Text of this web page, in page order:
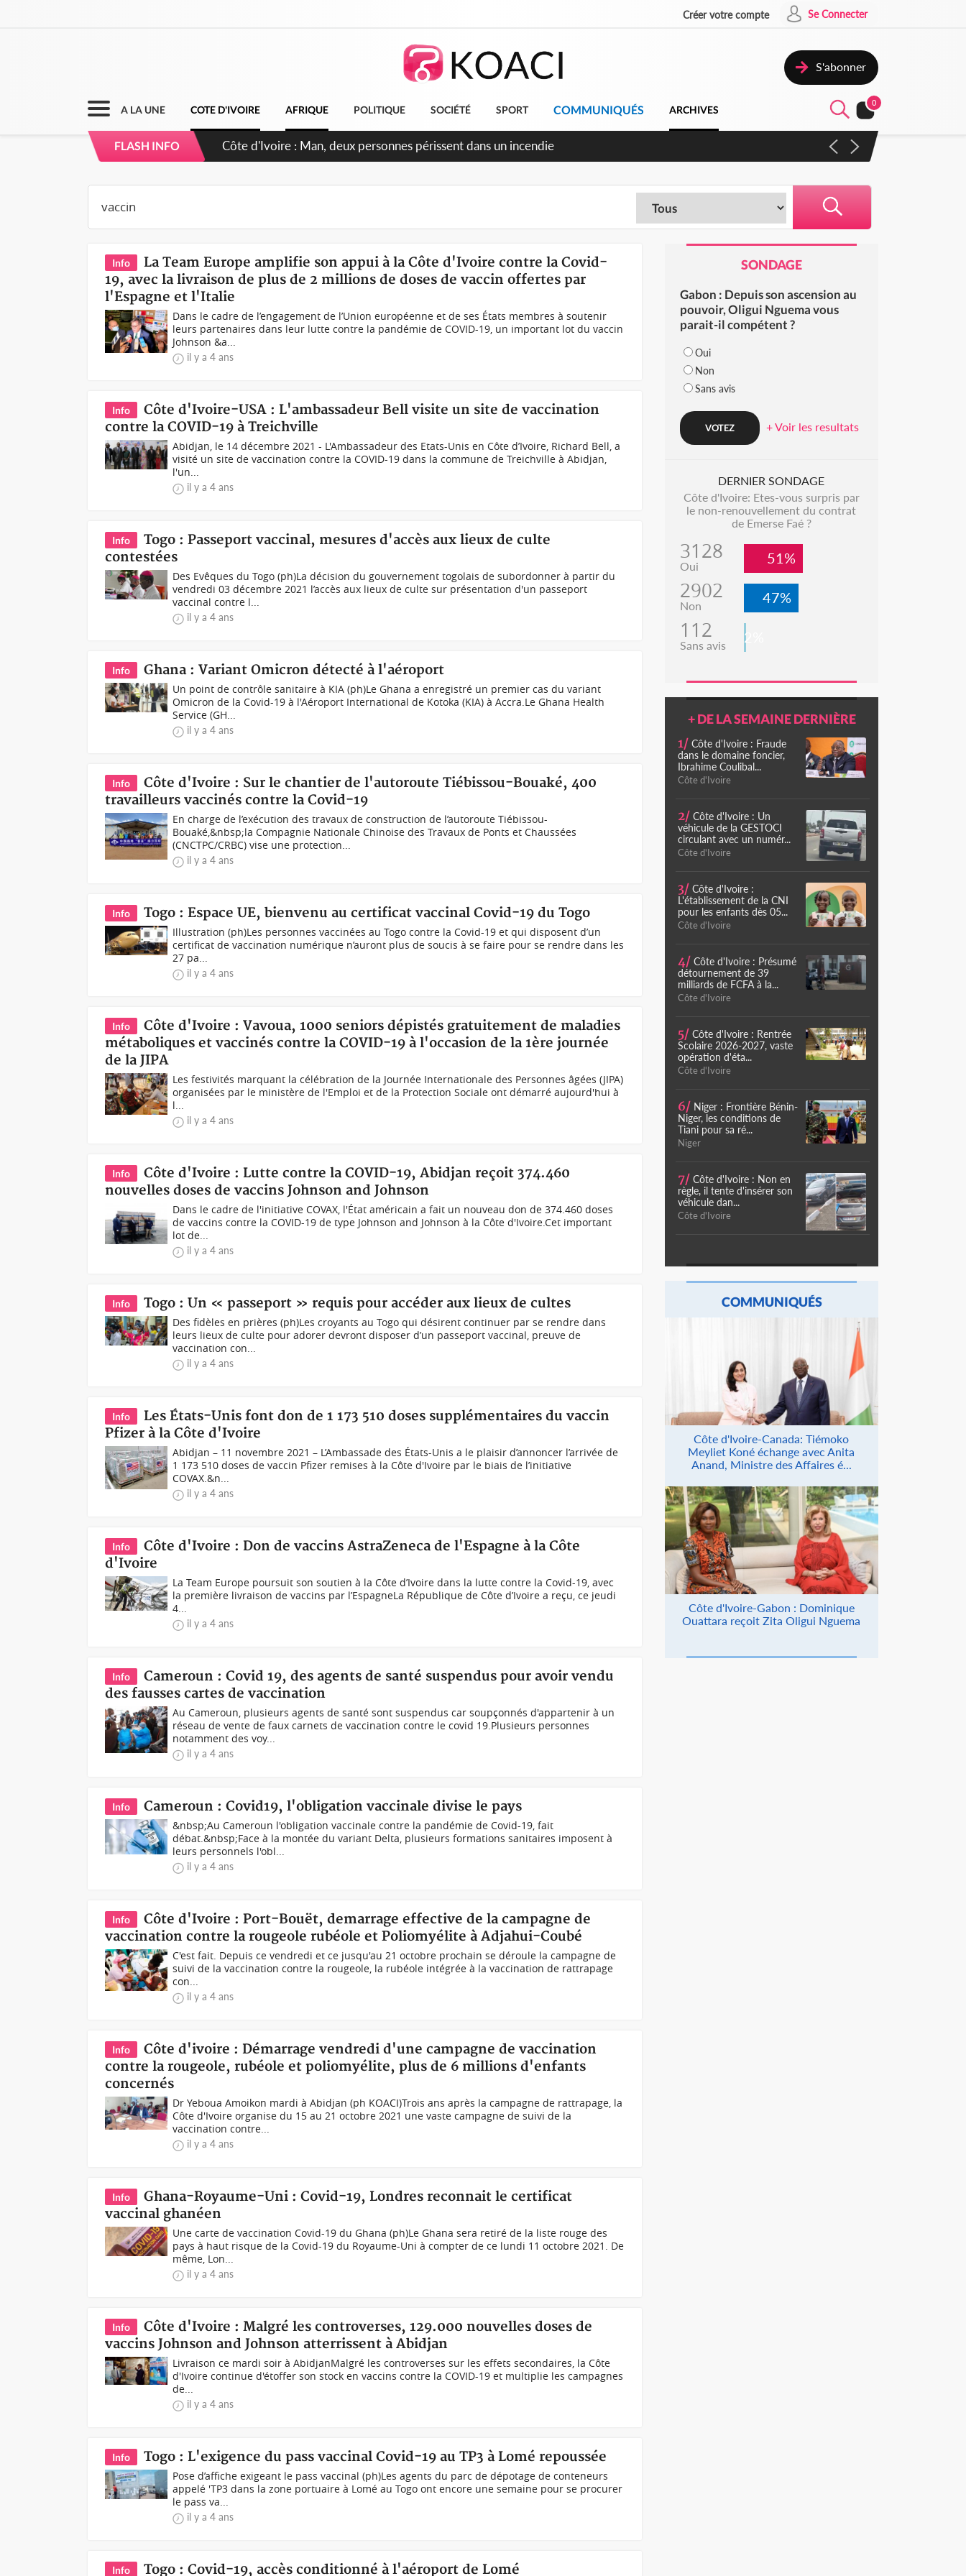
Créer votre compte Se Connecter
S'abonner
A LA UNE COTE D'IVOIRE AFRIQUE POLITIQUE SOCIÉTÉ SPORT COMMUNIQUÉS ARCHIVES
0
FLASH INFO
Côte d'Ivoire : Séileu, la célébration de la fête nationale transformée en vaste campagne contre les produits
Info
La Team Europe amplifie son appui à la Côte d'Ivoire contre la Covid-
19, avec la livraison de plus de 2 millions de doses de vaccin offertes par
l'Espagne et l'Italie
Dans le cadre de l’engagement de l’Union européenne et de ses États membres à soutenir
leurs partenaires dans leur lutte contre la pandémie de COVID-19, un important lot du vaccin
Johnson &a...
il y a 4 ans
Info
Côte d'Ivoire-USA : L'ambassadeur Bell visite un site de vaccination
contre la COVID-19 à Treichville
Abidjan, le 14 décembre 2021 - L'Ambassadeur des Etats-Unis en Côte d’Ivoire, Richard Bell, a
visité un site de vaccination contre la COVID-19 dans la commune de Treichville à Abidjan,
l'un...
il y a 4 ans
Info
Togo : Passeport vaccinal, mesures d'accès aux lieux de culte
contestées
Des Evêques du Togo (ph)La décision du gouvernement togolais de subordonner à partir du
vendredi 03 décembre 2021 l’accès aux lieux de culte sur présentation d'un passeport
vaccinal contre l...
il y a 4 ans
Info Ghana : Variant Omicron détecté à l'aéroport
Un point de contrôle sanitaire à KIA (ph)Le Ghana a enregistré un premier cas du variant
Omicron de la Covid-19 à l'Aéroport International de Kotoka (KIA) à Accra.Le Ghana Health
Service (GH...
il y a 4 ans
Info
Côte d'Ivoire : Sur le chantier de l'autoroute Tiébissou-Bouaké, 400
travailleurs vaccinés contre la Covid-19
En charge de l’exécution des travaux de construction de l’autoroute Tiébissou-
Bouaké,&nbsp;la Compagnie Nationale Chinoise des Travaux de Ponts et Chaussées
(CNCTPC/CRBC) vise une protection...
il y a 4 ans
Info Togo : Espace UE, bienvenu au certificat vaccinal Covid-19 du Togo
Illustration (ph)Les personnes vaccinées au Togo contre la Covid-19 et qui disposent d’un
certificat de vaccination numérique n’auront plus de soucis à se faire pour se rendre dans les
27 pa...
il y a 4 ans
Info
Côte d'Ivoire : Vavoua, 1000 seniors dépistés gratuitement de maladies
métaboliques et vaccinés contre la COVID-19 à l'occasion de la 1ère journée
de la JIPA
Les festivités marquant la célébration de la Journée Internationale des Personnes âgées (JIPA)
organisées par le ministère de l'Emploi et de la Protection Sociale ont démarré aujourd'hui à
l...
il y a 4 ans
Info
Côte d'Ivoire : Lutte contre la COVID-19, Abidjan reçoit 374.460
nouvelles doses de vaccins Johnson and Johnson
Dans le cadre de l'initiative COVAX, l'État américain a fait un nouveau don de 374.460 doses
de vaccins contre la COVID-19 de type Johnson and Johnson à la Côte d'Ivoire.Cet important
lot de...
il y a 4 ans
Info Togo : Un « passeport » requis pour accéder aux lieux de cultes
Des fidèles en prières (ph)Les croyants au Togo qui désirent continuer par se rendre dans
leurs lieux de culte pour adorer devront disposer d’un passeport vaccinal, preuve de
vaccination con...
il y a 4 ans
Info
Les États-Unis font don de 1 173 510 doses supplémentaires du vaccin
Pfizer à la Côte d'Ivoire
Abidjan – 11 novembre 2021 – L’Ambassade des États-Unis a le plaisir d’annoncer l’arrivée de
1 173 510 doses de vaccin Pfizer remises à la Côte d'Ivoire par le biais de l’initiative
COVAX.&n...
il y a 4 ans
Info
Côte d'Ivoire : Don de vaccins AstraZeneca de l'Espagne à la Côte
d'Ivoire
La Team Europe poursuit son soutien à la Côte d’Ivoire dans la lutte contre la Covid-19, avec
la première livraison de vaccins par l’EspagneLa République de Côte d’Ivoire a reçu, ce jeudi
4...
il y a 4 ans
Info
Cameroun : Covid 19, des agents de santé suspendus pour avoir vendu
des fausses cartes de vaccination
Au Cameroun, plusieurs agents de santé sont suspendus car soupçonnés d'appartenir à un
réseau de vente de faux carnets de vaccination contre le covid 19.Plusieurs personnes
notamment des voy...
il y a 4 ans
Info Cameroun : Covid19, l'obligation vaccinale divise le pays
&nbsp;Au Cameroun l'obligation vaccinale contre la pandémie de Covid-19, fait
débat.&nbsp;Face à la montée du variant Delta, plusieurs formations sanitaires imposent à
leurs personnels l'obl...
il y a 4 ans
Info
Côte d'Ivoire : Port-Bouët, demarrage effective de la campagne de
vaccination contre la rougeole rubéole et Poliomyélite à Adjahui-Coubé
C'est fait. Depuis ce vendredi et ce jusqu'au 21 octobre prochain se déroule la campagne de
suivi de la vaccination contre la rougeole, la rubéole intégrée à la vaccination de rattrapage
con...
il y a 4 ans
Info
Côte d'ivoire : Démarrage vendredi d'une campagne de vaccination
contre la rougeole, rubéole et poliomyélite, plus de 6 millions d'enfants
concernés
Dr Yeboua Amoikon mardi à Abidjan (ph KOACI)Trois ans après la campagne de rattrapage, la
Côte d'Ivoire organise du 15 au 21 octobre 2021 une vaste campagne de suivi de la
vaccination contre...
il y a 4 ans
Info
Ghana-Royaume-Uni : Covid-19, Londres reconnait le certificat
vaccinal ghanéen
Une carte de vaccination Covid-19 du Ghana (ph)Le Ghana sera retiré de la liste rouge des
pays à haut risque de la Covid-19 du Royaume-Uni à compter de ce lundi 11 octobre 2021. De
même, Lon...
il y a 4 ans
Info
Côte d'Ivoire : Malgré les controverses, 129.000 nouvelles doses de
vaccins Johnson and Johnson atterrissent à Abidjan
Livraison ce mardi soir à AbidjanMalgré les controverses sur les effets secondaires, la Côte
d'Ivoire continue d'étoffer son stock en vaccins contre la COVID-19 et multiplie les campagnes
de...
il y a 4 ans
Info Togo : L'exigence du pass vaccinal Covid-19 au TP3 à Lomé repoussée
Pose d’affiche exigeant le pass vaccinal (ph)Les agents du parc de dépotage de conteneurs
appelé 'TP3 dans la zone portuaire à Lomé au Togo ont encore une semaine pour se procurer
le pass va...
il y a 4 ans
Info Togo : Covid-19, accès conditionné à l'aéroport de Lomé
SONDAGE
Gabon : Depuis son ascension au
pouvoir, Oligui Nguema vous
parait-il compétent ?
Oui
Non
Sans avis
+ Voir les resultats
DERNIER SONDAGE
Côte d'Ivoire: Etes-vous surpris par
le non-renouvellement du contrat
de Emerse Faé ?
3128
Oui 51%
2902
Non 47%
112
Sans avis 2%
+ DE LA SEMAINE DERNIÈRE
1/ Côte d'Ivoire : Fraude
dans le domaine foncier,
Ibrahime Coulibal...
Côte d'Ivoire
2/ Côte d'Ivoire : Un
véhicule de la GESTOCI
circulant avec un numér...
Côte d'Ivoire
3/ Côte d'Ivoire :
L'établissement de la CNI
pour les enfants dès 05...
Côte d'Ivoire
4/ Côte d'Ivoire : Présumé
détournement de 39
milliards de FCFA à la...
Côte d'Ivoire
5/ Côte d'Ivoire : Rentrée
Scolaire 2026-2027, vaste
opération d'éta...
Côte d'Ivoire
6/ Niger : Frontière Bénin-
Niger, les conditions de
Tiani pour sa ré...
Niger
7/ Côte d'Ivoire : Non en
règle, il tente d'insérer son
véhicule dan...
Côte d'Ivoire
COMMUNIQUÉS
Côte d'Ivoire-Canada: Tiémoko
Meyliet Koné échange avec Anita
Anand, Ministre des Affaires é...
Côte d'Ivoire-Gabon : Dominique
Ouattara reçoit Zita Oligui Nguema